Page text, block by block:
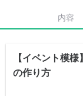
内容
【イベント模
の作り方